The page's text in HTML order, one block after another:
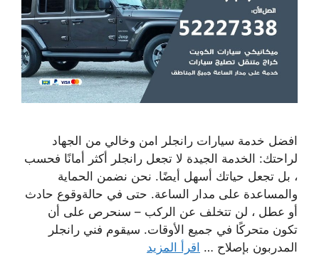
افضل خدمة سيارات رانجلر امن وخالي من الجهاد
لراحتك: الخدمة الجيدة لا تجعل رانجلر أكثر أمانًا فحسب
، بل تجعل حياتك أسهل أيضًا. نحن نضمن الحماية
والمساعدة على مدار الساعة. حتى في حالةوقوع حادث
أو عطل ، لن تتخلف عن الركب – سنحرص على أن
تكون متحركًا في جميع الأوقات. سيقوم فني رانجلر
المدربون بإصلاح … اقرأ المزيد